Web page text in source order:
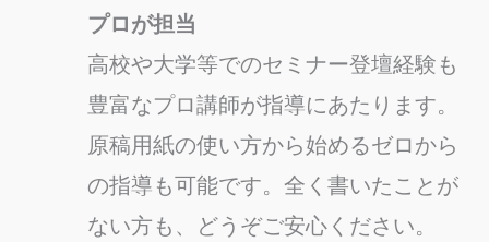
プロが担当
高校や大学等でのセミナー登壇経験も
豊富なプロ講師が指導にあたります。
原稿用紙の使い方から始めるゼロから
の指導も可能です。全く書いたことが
ない方も、どうぞご安心ください。